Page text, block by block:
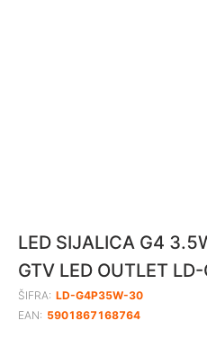
LED SIJALICA G4
GTV LED OUTLET
ŠIFRA: LD-G4P35W-30
EAN: 5901867168764